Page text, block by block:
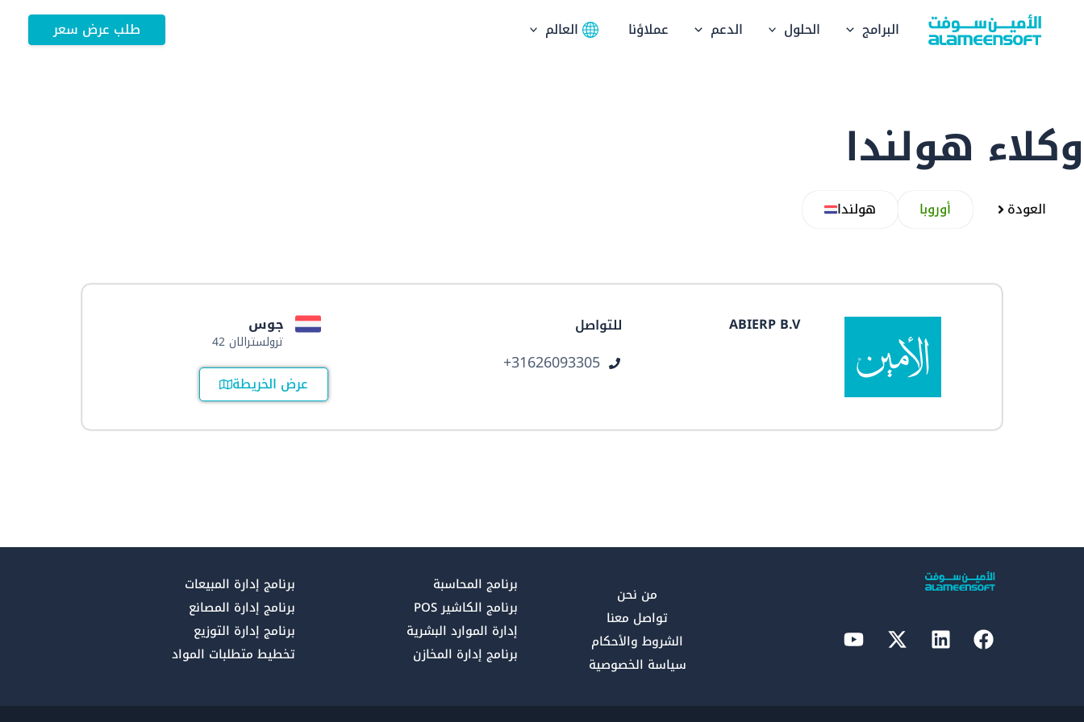
البرامج الحلول الدعم عملاؤنا العالم طلب عرض سعر
وكلاء هولندا
العودة أوروبا هولندا
جوس
ترولسترالان 42
عرض الخريطة
للتواصل
ر31626093305+
ABIERP B.V
برنامج المحاسبة
برنامج الكاشير POS
إدارة الموارد البشرية
برنامج إدارة المخازن
برنامج إدارة المبيعات
برنامج إدارة المصانع
برنامج إدارة التوزيع
تخطيط متطلبات المواد
من نحن
تواصل معنا
الشروط والأحكام
سياسة الخصوصية
Facebook
Linkedin
X-
twitter
Youtube